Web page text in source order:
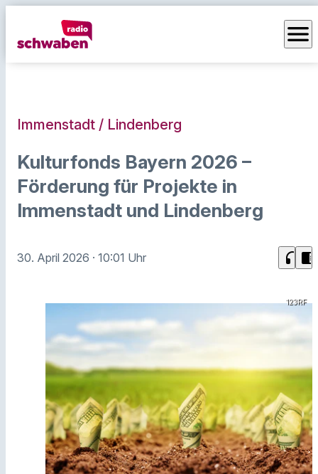
menu
Immenstadt / Lindenberg
Kulturfonds Bayern 2026 –
Förderung für Projekte in
Immenstadt und Lindenberg
30. April 2026 · 10:01 Uhr headphones chrome_reader_mode
123RF